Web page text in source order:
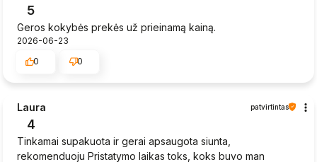
5
Geros kokybės prekės už prieinamą kainą.
2026-06-23
0
0
Laura patvirtintas
4
Tinkamai supakuota ir gerai apsaugota siunta,
rekomenduoju Pristatymo laikas toks, koks buvo man